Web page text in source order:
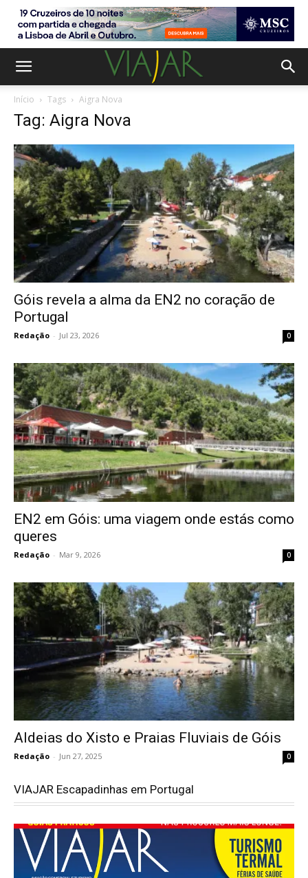
Início Tags Aigra Nova
Tag: Aigra Nova
Góis revela a alma da EN2 no coração de
Portugal
Redação - Jul 23, 2026 0
EN2 em Góis: uma viagem onde estás como
queres
Redação - Mar 9, 2026 0
Aldeias do Xisto e Praias Fluviais de Góis
Redação - Jun 27, 2025 0
VIAJAR Escapadinhas em Portugal